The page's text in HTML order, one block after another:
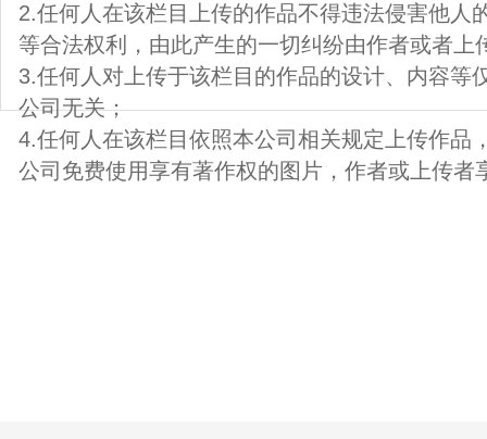
2.任何人在该栏目上传的作品不得违法侵害他人
等合法权利，由此产生的一切纠纷由作者或者上
3.任何人对上传于该栏目的作品的设计、内容等
公司无关；
4.任何人在该栏目依照本公司相关规定上传作品
公司免费使用享有著作权的图片，作者或上传者